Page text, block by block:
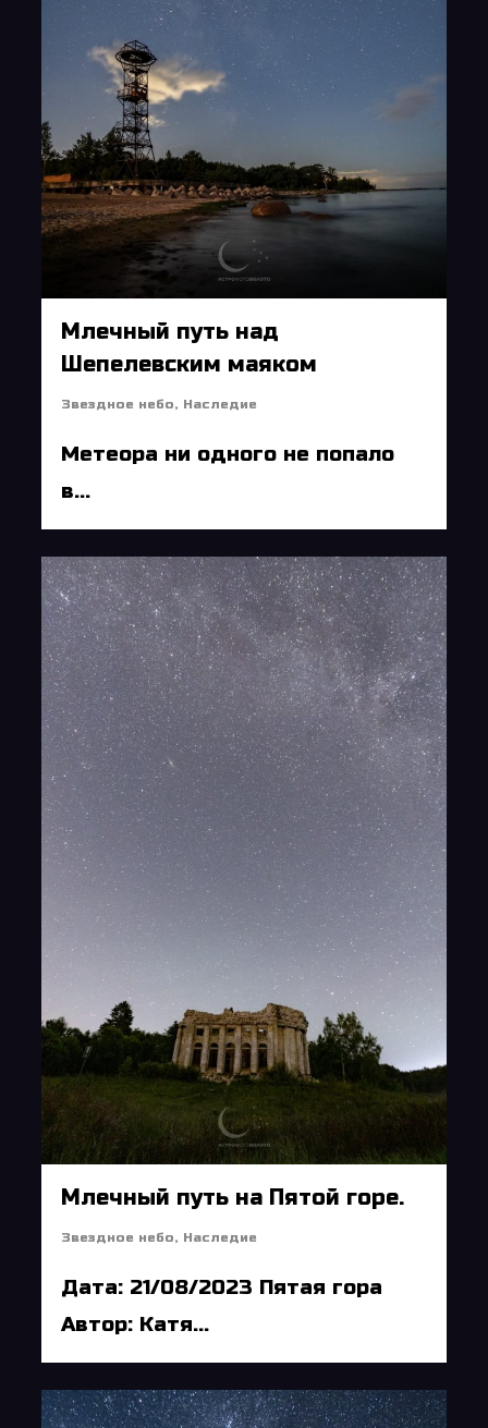
Млечный путь над
Шепелевским маяком
Звездное небо, Наследие
Метеора ни одного не попало
в...
Млечный путь на Пятой горе.
Звездное небо, Наследие
Дата: 21/08/2023 Пятая гора
Автор: Катя...
5
6